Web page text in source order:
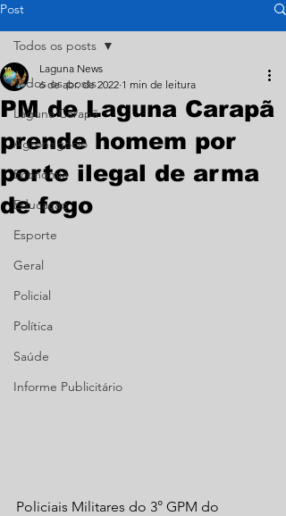
Post
Todos os posts
Laguna Carapã
Agronegócio
Economia
Educação
Esporte
Geral
Policial
Política
Saúde
Informe Publicitário
Todos os posts
PM de Laguna Carapã
prende homem por
porte ilegal de arma
de fogo
Laguna News
6 de abr. de 2022 1 min de leitura
Policiais Militares do 3° GPM do